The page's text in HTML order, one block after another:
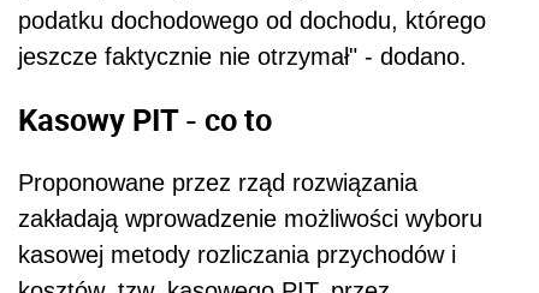
podatku dochodowego od dochodu, którego
jeszcze faktycznie nie otrzymał" - dodano.
Kasowy PIT - co to
Proponowane przez rząd rozwiązania
zakładają wprowadzenie możliwości wyboru
kasowej metody rozliczania przychodów i